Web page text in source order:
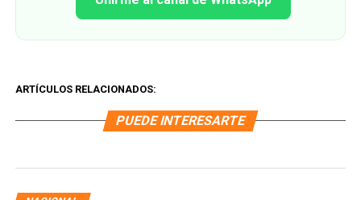
ARTÍCULOS RELACIONADOS:
PUEDE INTERESARTE